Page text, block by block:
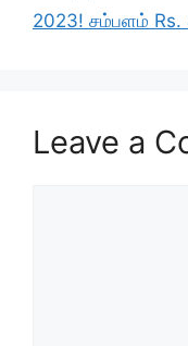
2023! சம்பளம்
Leave a